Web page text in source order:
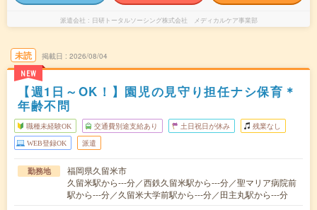
派遣会社 日研トータルソーシング株式会社 メディカルケア事業部
未読
NEW
掲載日 2026/08/04
【週1日～OK！】園児の見守り担任ナシ保育＊
年齢不問
職種未経験OK 交通費別途支給あり 土日祝日が休み 残業なし
WEB登録OK 派遣
勤務地
福岡県久留米市
久留米駅から---分／西鉄久留米駅から---分／聖マリア病院前
駅から---分／久留米大学前駅から---分／田主丸駅から---分